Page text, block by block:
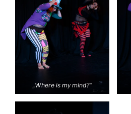
„Where is my mind?“